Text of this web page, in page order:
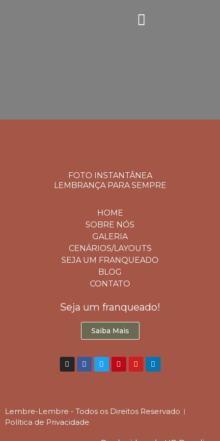
FOTO INSTANTÂNEA
LEMBRANÇA PARA SEMPRE
HOME
SOBRE NÓS
GALERIA
CENÁRIOS/LAYOUTS
SEJA UM FRANQUEADO
BLOG
CONTATO
Seja um franqueado!
Saiba Mais
Lembre-Lembre - Todos os Direitos Reservado
Política de Privacidade